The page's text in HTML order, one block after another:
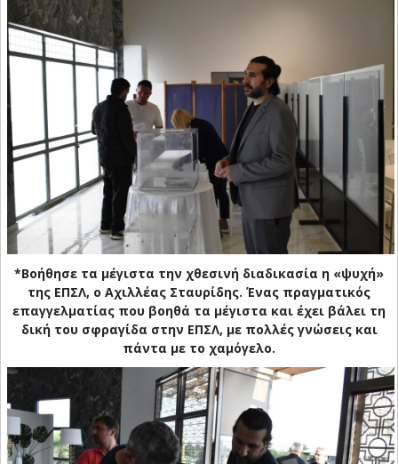
*Βοήθησε τα μέγιστα την χθεσινή διαδικασία η «ψυχή»
της ΕΠΣΛ, ο Αχιλλέας Σταυρίδης. Ένας πραγματικός
επαγγελματίας που βοηθά τα μέγιστα και έχει βάλει τη
δική του σφραγίδα στην ΕΠΣΛ, με πολλές γνώσεις και
πάντα με το χαμόγελο.